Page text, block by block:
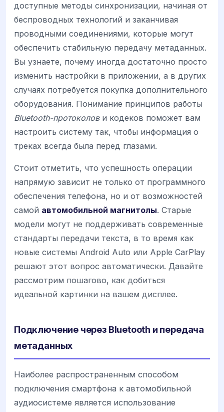
доступные методы синхронизации, начиная от
беспроводных технологий и заканчивая
проводными соединениями, которые могут
обеспечить стабильную передачу метаданных.
Вы узнаете, почему иногда достаточно просто
изменить настройки в приложении, а в других
случаях потребуется покупка дополнительного
оборудования. Понимание принципов работы
Bluetooth-протоколови кодеков поможет вам
настроить систему так, чтобы информация о
треках всегда была перед глазами.
Стоит отметить, что успешность операции
напрямую зависит не только от программного
обеспечения телефона, но и от возможностей
самой автомобильной магнитолы. Старые
модели могут не поддерживать современные
стандарты передачи текста, в то время как
новые системы Android Auto или Apple CarPlay
решают этот вопрос автоматически. Давайте
рассмотрим пошагово, как добиться
идеальной картинки на вашем дисплее.
Подключение через Bluetooth и передача
метаданных
Наиболее распространенным способом
подключения смартфона к автомобильной
аудиосистеме является использование